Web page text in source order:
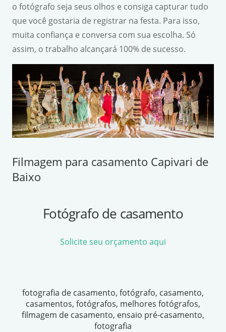
o fotógrafo seja seus olhos e consiga capturar tudo
que você gostaria de registrar na festa. Para isso,
muita confiança e conversa com sua escolha. Só
assim, o trabalho alcançará 100% de sucesso.
Filmagem para casamento Capivari de
Baixo
Fotógrafo de casamento
Solicite seu orçamento aqui
fotografia de casamento, fotógrafo, casamento,
casamentos, fotógrafos, melhores fotógrafos,
filmagem de casamento, ensaio pré-casamento,
fotografia